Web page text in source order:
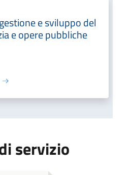
e sviluppo del
e opere pubbliche
servizio